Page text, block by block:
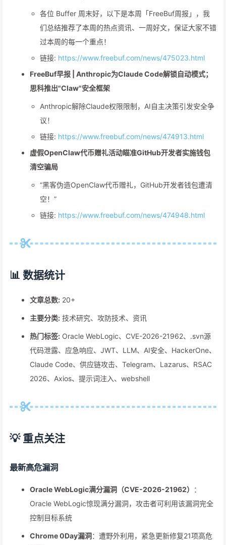
各位 Buffer 周末好，以下是本周「FreeBuf周报」，我
们总结推荐了本周的热点资讯、一周好文，保证大家不错
过本周的每一个重点！
链接: https://www.freebuf.com/news/475023.html
FreeBuf早报 | Anthropic为Claude Code解锁自动模式；
思科推出"Claw"安全框架
Anthropic解除Claude权限限制，AI自主决策引发安全争
议！
链接: https://www.freebuf.com/news/474913.html
虚假OpenClaw代币赠礼活动瞄准GitHub开发者实施钱包
清空骗局
“黑客伪造OpenClaw代币赠礼，GitHub开发者钱包遭清
空！”
链接: https://www.freebuf.com/news/474948.html
📊 数据统计
文章总数: 20+
主要分类: 技术研究、攻防技术、资讯
热门标签: Oracle WebLogic、CVE-2026-21962、.svn源
代码泄露、应急响应、JWT、LLM、AI安全、HackerOne、
Claude Code、供应链攻击、Telegram、Lazarus、RSAC
2026、Axios、提示词注入、webshell
💡 重点关注
最新高危漏洞
Oracle WebLogic满分漏洞（CVE-2026-21962）
：
Oracle WebLogic惊现满分漏洞，攻击者可利用该漏洞完全
控制目标系统
Chrome 0Day漏洞：遭野外利用，紧急更新修复21项高危